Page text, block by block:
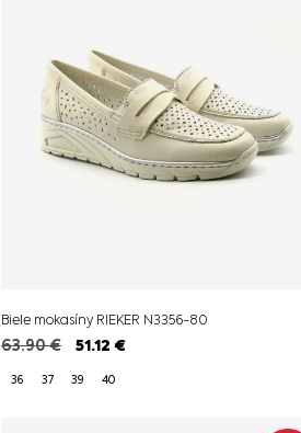
Biele mokasíny RIEKER N3356-80
63.90€ 51.12 €
36 37 39 40